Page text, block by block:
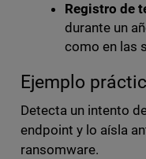
Registro de
durante un
como en las
Ejemplo
Detecta un intento
endpoint y lo aísla
ransomware.